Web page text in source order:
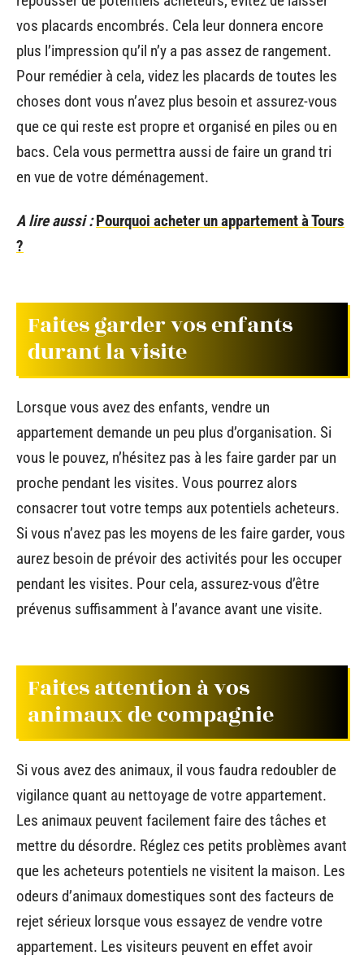
vos placards encombrés. Cela leur donnera encore
plus l’impression qu’il n’y a pas assez de rangement.
Pour remédier à cela, videz les placards de toutes les
choses dont vous n’avez plus besoin et assurez-vous
que ce qui reste est propre et organisé en piles ou en
bacs. Cela vous permettra aussi de faire un grand tri
en vue de votre déménagement.
A lire aussi : Pourquoi acheter un appartement à Tours
?
Faites garder vos enfants
durant la visite
Lorsque vous avez des enfants, vendre un
appartement demande un peu plus d’organisation. Si
vous le pouvez, n’hésitez pas à les faire garder par un
proche pendant les visites. Vous pourrez alors
consacrer tout votre temps aux potentiels acheteurs.
Si vous n’avez pas les moyens de les faire garder, vous
aurez besoin de prévoir des activités pour les occuper
pendant les visites. Pour cela, assurez-vous d’être
prévenus suffisamment à l’avance avant une visite.
Faites attention à vos
animaux de compagnie
Si vous avez des animaux, il vous faudra redoubler de
vigilance quant au nettoyage de votre appartement.
Les animaux peuvent facilement faire des tâches et
mettre du désordre. Réglez ces petits problèmes avant
que les acheteurs potentiels ne visitent la maison. Les
odeurs d’animaux domestiques sont des facteurs de
rejet sérieux lorsque vous essayez de vendre votre
appartement. Les visiteurs peuvent en effet avoir